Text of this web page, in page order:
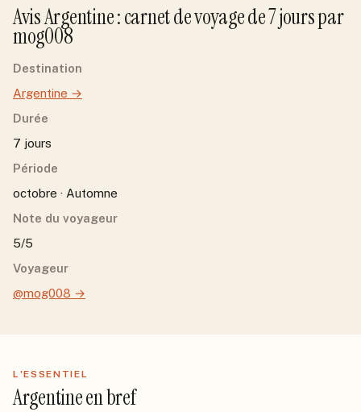
AvisArgentine: carnet de voyage de7jourspar
mog008
Destination
Argentine →
Durée
7 jours
Période
octobre · Automne
Note du voyageur
5/5
Voyageur
@mog008 →
L'ESSENTIEL
Argentineen bref